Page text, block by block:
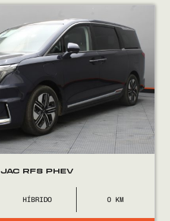
CONTACTO
0800 2525
JAC RF8 PHEV
HÍBRIDO 0